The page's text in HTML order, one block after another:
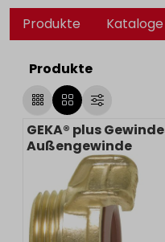
Produkte Kataloge
Produkte
GEKA® plus
Außengewinde